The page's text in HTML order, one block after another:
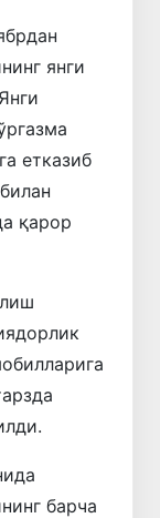
янги
етказиб
қарор
барча